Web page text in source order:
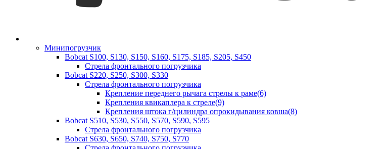
Минипогрузчик
Bobcat S100, S130, S150, S160, S175, S185, S205, S450
Стрела фронтального погрузчика
Bobcat S220, S250, S300, S330
Стрела фронтального погрузчика
Крепление переднего рычага стрелы к раме(6)
Крепления квикаплера к стреле(9)
Крепления штока г/цилиндра опрокидывания ковша(8)
Bobcat S510, S530, S550, S570, S590, S595
Стрела фронтального погрузчика
Bobcat S630, S650, S740, S750, S770